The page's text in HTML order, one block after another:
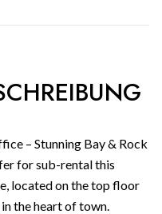
Rock
for sub-rental this
located on the top floor
the heart of town.